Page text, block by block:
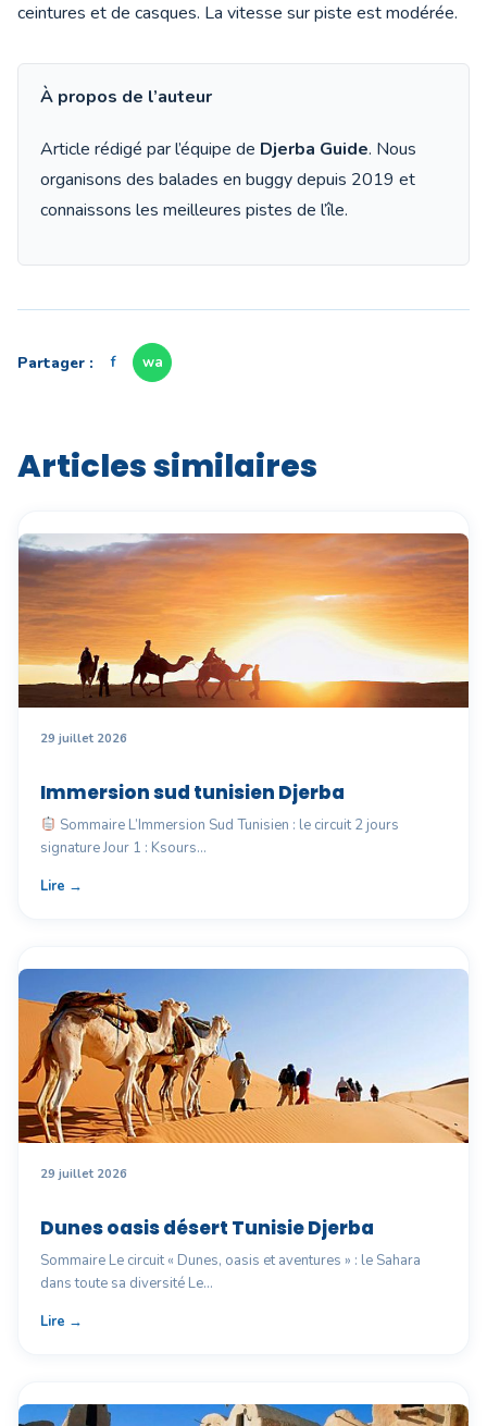
ceintures et de casques. La vitesse sur piste est modérée.
À propos de l’auteur
Article rédigé par l’équipe de Djerba Guide. Nous
organisons des balades en buggy depuis 2019 et
connaissons les meilleures pistes de l’île.
Partager : f wa
Articles similaires
29 juillet 2026
Immersion sud tunisien Djerba
Sommaire L’Immersion Sud Tunisien : le circuit 2 jours
signature Jour 1 : Ksours…
Lire →
29 juillet 2026
Dunes oasis désert Tunisie Djerba
Sommaire Le circuit « Dunes, oasis et aventures » : le Sahara
dans toute sa diversité Le…
Lire →